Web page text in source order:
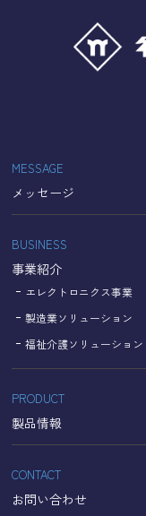
当サイトでは、よ
ティの向上のため
イトの利用状況な
す。その際、「
ドレスなどの情報
「Cookie」で収集
収集されたデータ
て管理されます。
なお、当サイトの
いてGoogle及び当
【Googleのプライ
https://
https://
hl=ja
個人情報に
名古屋理研電具株式
TEL：052-833-1248
MESSAGE
メッセージ
BUSINESS
事業紹介
エレクトロニクス事業
製造業ソリューション
福祉介護ソリューション
PRODUCT
製品情報
CONTACT
お問い合わせ